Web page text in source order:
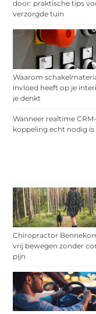
door: praktische tips
verzorgde tuin
Waarom
invloed heeft op je
je denkt
Wanneer realtime CRM-
koppeling echt nodig is
Chiropractor
vrij bewegen zonder
pijn